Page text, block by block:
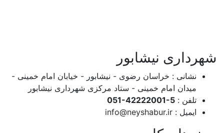
شهرداری نیشابور
نشانی : خراسان رضوی - نیشابور - خیابان امام خمینی -
میدان امام خمینی - ستاد مرکزی شهرداری نیشابور
تلفن : 051-42222001-5
ایمیل : info@neyshabur.ir